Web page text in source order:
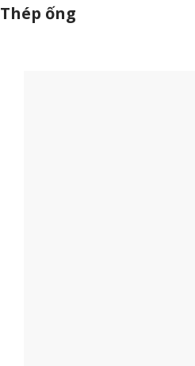
Thép ống